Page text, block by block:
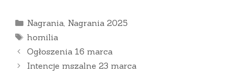
Kategorie
Nagrania, Nagrania 2025
Tagi
homilia
Ogłoszenia 16 marca
Intencje mszalne 23 marca